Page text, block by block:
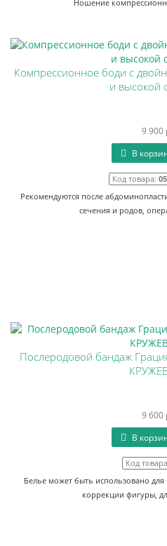
Ношение
Компрессионное боди с
и высокой
9 900
В
Код товара:
Рекомендуются после
сечения и родов,
Послеродовой бандаж
9 600
В
Код
Белье может быть использовано
коррекции фигуры,